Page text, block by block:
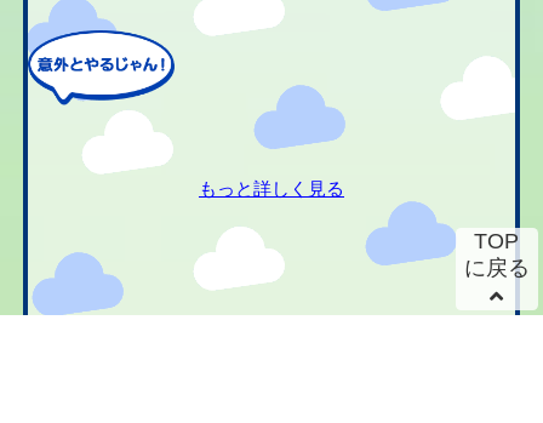
もっと詳しく見る
TOP
に戻る